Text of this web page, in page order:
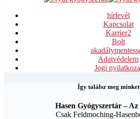
hírlevél
Kapcsolat
Karrier2
Bolt
Adatvédelem
Jogi
Így találsz meg minket
Hasen Gyógyszertár – Az
Csak Feldmoching-